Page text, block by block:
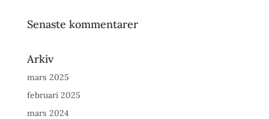
Senaste kommentarer
Arkiv
mars 2025
februari 2025
mars 2024